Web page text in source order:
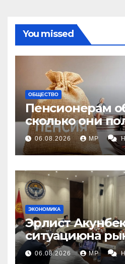
You missed
ОБЩЕСТВО
Пенсионерам
сколько они
индексации
06.08.2026 MP
ЭКОНОМИКА
Эрлист
ситуациюна
топливными
06.08.2026 MP